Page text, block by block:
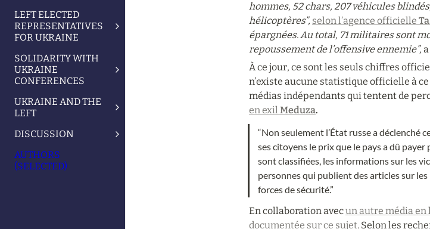
LEFT ELECTED
REPRESENTATIVES
FOR UKRAINE
SOLIDARITY WITH
UKRAINE
CONFERENCES
UKRAINE AND THE
LEFT
DISCUSSION
AUTHORS
(SELECTED)
hommes, 52 chars, 207 véhicules
hélicoptères”, selon l’agence officielle
épargnées. Au total, 71 militaires sont
repoussement de l’offensive ennemie”,
À ce jour, ce sont les seuls chiffres
n’existe aucune statistique officielle à
médias indépendants qui tentent de
en exil Meduza.
“Non seulement l’État russe a déclenché
ses citoyens le prix que le pays a dû
sont classifiées, les informations sur les
personnes qui publient des articles sur
forces de sécurité.”
En collaboration avec un autre média en
documentée sur ce sujet. Selon les